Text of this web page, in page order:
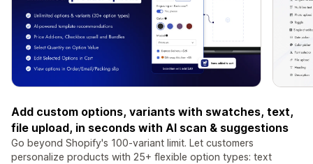
Add custom options, variants with swatches, text,
file upload, in seconds with AI scan & suggestions
Go beyond Shopify's 100-variant limit. Let customers
personalize products with 25+ flexible option types: text